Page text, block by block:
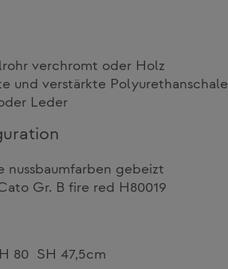
verchromt oder Holz
und verstärkte Polyurethanschale
Leder
nussbaumfarben gebeizt
Gr. B fire red H80019
80 SH 47,5cm